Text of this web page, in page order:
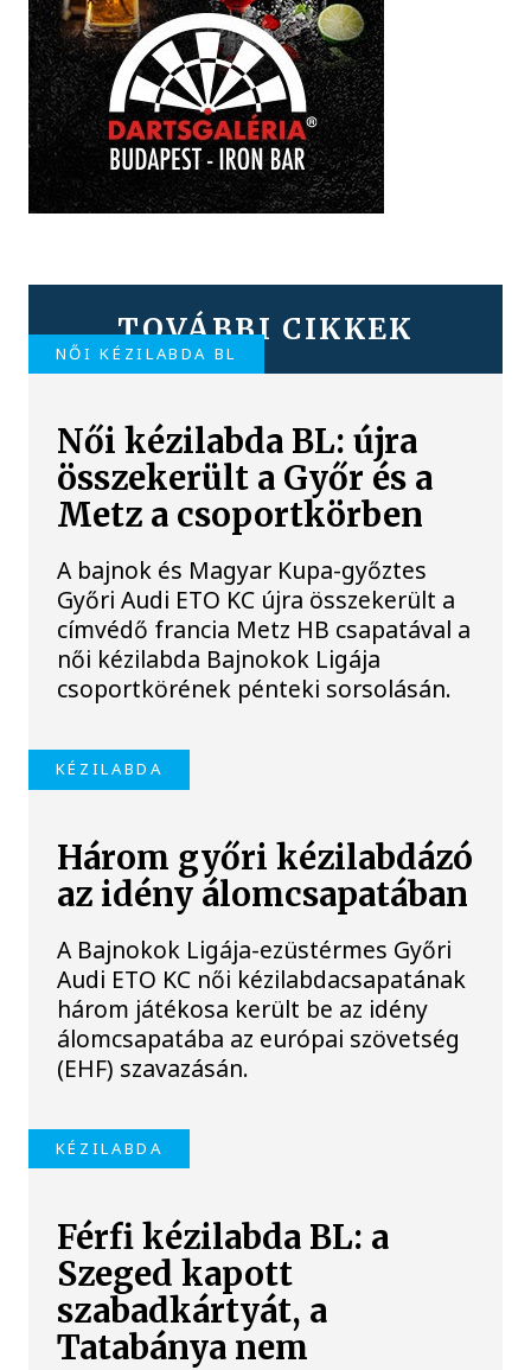
TOVÁBBI CIKKEK
NŐI KÉZILABDA BL
Női kézilabda BL: újra
összekerült a Győr és a
Metz a csoportkörben
A bajnok és Magyar Kupa-győztes
Győri Audi ETO KC újra összekerült a
címvédő francia Metz HB csapatával a
női kézilabda Bajnokok Ligája
csoportkörének pénteki sorsolásán.
KÉZILABDA
Három győri kézilabdázó
az idény álomcsapatában
A Bajnokok Ligája-ezüstérmes Győri
Audi ETO KC női kézilabdacsapatának
három játékosa került be az idény
álomcsapatába az európai szövetség
(EHF) szavazásán.
KÉZILABDA
Férfi kézilabda BL: a
Szeged kapott
szabadkártyát, a
Tatabánya nem